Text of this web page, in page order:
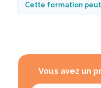
Cette formation
Vous avez un